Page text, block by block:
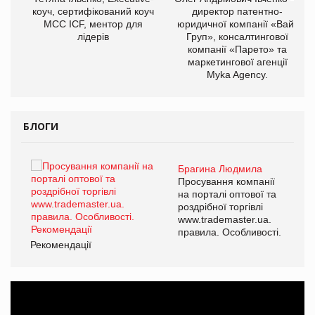
коуч, сертифікований коуч
МСС ICF, ментор для
лідерів
директор патентно-
юридичної компанії «Вайз
Груп», консалтингової
компанії «Парето» та
маркетингової агенції
Myka Agency.
БЛОГИ
Брагина Людмила
Просування компанії
на порталі оптової та
роздрібної торгівлі
www.trademaster.ua.
правила. Особливості.
Рекомендації